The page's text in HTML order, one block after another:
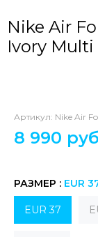
Nike Air
Ivory Multi
Артикул: Nike Air
8 990 руб
РАЗМЕР : EUR
EUR 37